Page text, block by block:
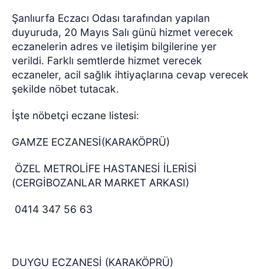
Şanlıurfa Eczacı Odası tarafından yapılan
duyuruda, 20 Mayıs Salı günü hizmet verecek
eczanelerin adres ve iletişim bilgilerine yer
verildi. Farklı semtlerde hizmet verecek
eczaneler, acil sağlık ihtiyaçlarına cevap verecek
şekilde nöbet tutacak.
İşte nöbetçi eczane listesi:
GAMZE ECZANESİ(KARAKÖPRÜ)
ÖZEL METROLİFE HASTANESİ İLERİSİ
(CERGİBOZANLAR MARKET ARKASI)
0414 347 56 63
DUYGU ECZANESİ (KARAKÖPRÜ)